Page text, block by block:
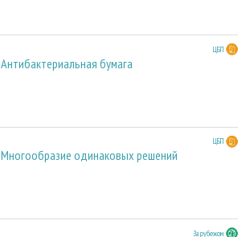
ЦБП
Антибактериальная бумага
ЦБП
Многообразие одинаковых решений
За рубежом